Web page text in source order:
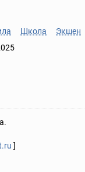
Школа
Экшен
]